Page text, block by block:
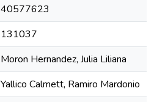
40577623
131037
Moron Hernandez, Julia Liliana
Yallico Calmett, Ramiro Mardonio